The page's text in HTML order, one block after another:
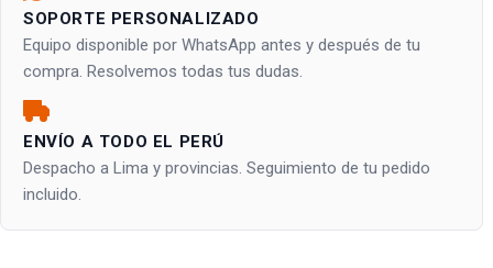
SOPORTE PERSONALIZADO
Equipo disponible por WhatsApp antes y después de tu
compra. Resolvemos todas tus dudas.
ENVÍO A TODO EL PERÚ
Despacho a Lima y provincias. Seguimiento de tu pedido
incluido.